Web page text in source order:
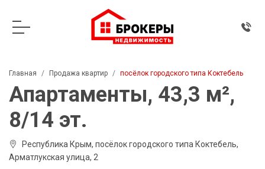
Главная Продажа квартир посёлок городского типа Коктебель
Апартаменты, 43,3 м²,
8/14 эт.
Республика Крым, посёлок городского типа Коктебель,
Арматлукская улица, 2